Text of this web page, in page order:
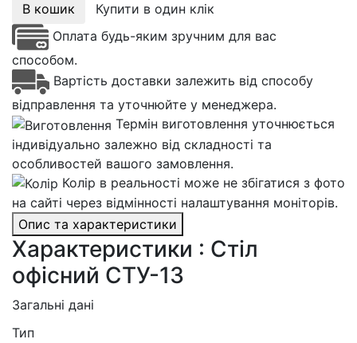
В кошик
Купити в один клік
Оплата будь-яким зручним для вас
способом.
Вартість доставки залежить від способу
відправлення та уточнюйте у менеджера.
Термін виготовлення уточнюється
індивідуально залежно від складності та
особливостей вашого замовлення.
Колір в реальності може не збігатися з фото
на сайті через відмінності налаштування моніторів.
Опис та характеристики
Характеристики : Стіл
офісний СТУ-13
Загальні дані
Тип